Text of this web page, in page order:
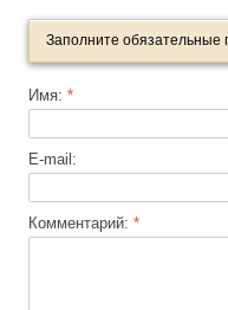
Заполните обязательные
Имя: *
E-mail:
Комментарий: *